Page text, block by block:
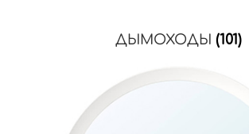
ДЫМОХОДЫ (101)